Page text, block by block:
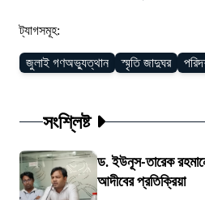
ট্যাগসমূহ:
জুলাই গণঅভ্যুত্থান স্মৃতি জাদুঘর
সংশ্লিষ্ট
ড. ইউনূস-তারেক
আদীবের প্রতিক্রিয়া